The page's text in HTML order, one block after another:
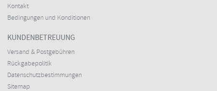
Kontakt
Bedingungen und Konditionen
KUNDENBETREUUNG
Versand & Postgebühren
Rückgabepolitik
Datenschutzbestimmungen
Sitemap